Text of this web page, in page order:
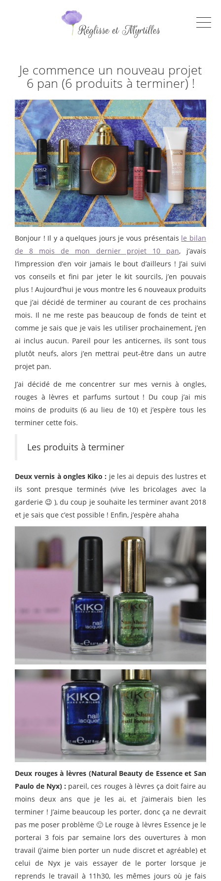
Je commence un nouveau projet
6 pan (6 produits à terminer) !
Bonjour ! Il y a quelques jours je vous présentais le bilan
de 8 mois de mon dernier projet 10 pan, j’avais
l’impression d’en voir jamais le bout d’ailleurs ! J’ai suivi
vos conseils et fini par jeter le kit sourcils, j’en pouvais
plus ! Aujourd’hui je vous montre les 6 nouveaux produits
que j’ai décidé de terminer au courant de ces prochains
mois. Il ne me reste pas beaucoup de fonds de teint et
comme je sais que je vais les utiliser prochainement, j’en
ai inclus aucun. Pareil pour les anticernes, ils sont tous
plutôt neufs, alors j’en mettrai peut-être dans un autre
projet pan.
J’ai décidé de me concentrer sur mes vernis à ongles,
rouges à lèvres et parfums surtout ! Du coup j’ai mis
moins de produits (6 au lieu de 10) et j’espère tous les
terminer cette fois.
Les produits à terminer
Deux vernis à ongles Kiko : je les ai depuis des lustres et
ils sont presque terminés (vive les bricolages avec la
garderie 😉 ), du coup je souhaite les terminer avant 2018
et je sais que c’est possible ! Enfin, j’espère ahaha
Deux rouges à lèvres (Natural Beauty de Essence et San
Paulo de Nyx) : pareil, ces rouges à lèvres ça doit faire au
moins deux ans que je les ai, et j’aimerais bien les
terminer ! J’aime beaucoup les porter, donc ça ne devrait
pas me poser problème 🙂 Le rouge à lèvres Essence je le
porterai 3 fois par semaine lors des ouvertures à mon
travail (j’aime bien porter un nude discret et agréable) et
celui de Nyx je vais essayer de le porter lorsque je
reprends le travail à 11h30, les mêmes jours où je fais